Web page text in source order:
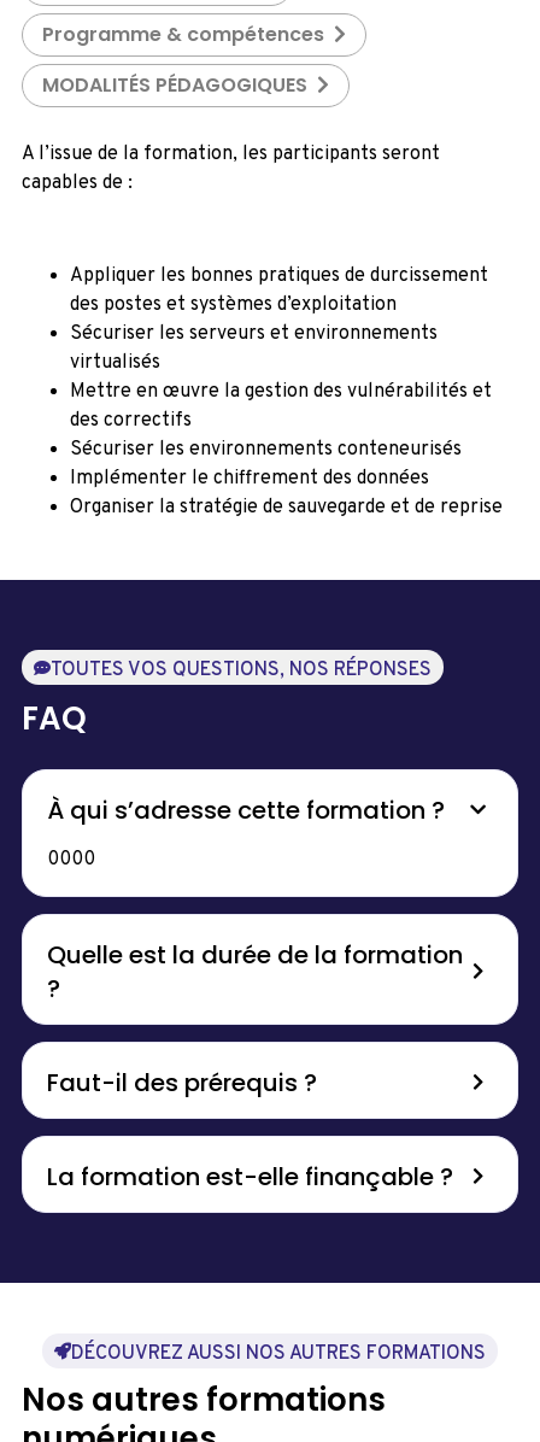
Programme & compétences
MODALITÉS PÉDAGOGIQUES
A l’issue de la formation, les participants seront
capables de :
Appliquer les bonnes pratiques de durcissement
des postes et systèmes d’exploitation
Sécuriser les serveurs et environnements
virtualisés
Mettre en œuvre la gestion des vulnérabilités et
des correctifs
Sécuriser les environnements conteneurisés
Implémenter le chiffrement des données
Organiser la stratégie de sauvegarde et de reprise
TOUTES VOS QUESTIONS, NOS RÉPONSES
FAQ
À qui s’adresse cette formation ?
0000
Quelle est la durée de la formation
?
Faut-il des prérequis ?
La formation est-elle finançable ?
DÉCOUVREZ AUSSI NOS AUTRES FORMATIONS
Nos autres formations